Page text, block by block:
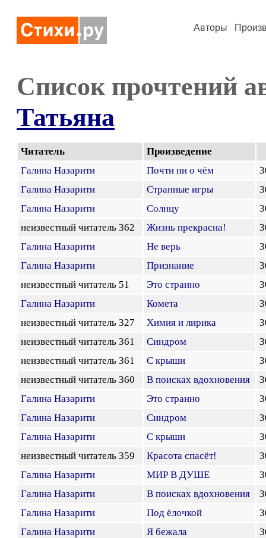
Авторы
Список прочтений
Татьяна
Читатель
Произведение
Галина Назарити
Почти ни о чём
Галина Назарити
Странные игры
Галина Назарити
Солнцу
неизвестный читатель 362
Жизнь прекрасна!
Галина Назарити
Не верь
Галина Назарити
Признание
неизвестный читатель 51
Это странно
Галина Назарити
Комета
неизвестный читатель 327
Химия и лирика
неизвестный читатель 361
Синдром
неизвестный читатель 361
С крыши
неизвестный читатель 360
В поисках вдохновения
Галина Назарити
Это странно
Галина Назарити
Синдром
Галина Назарити
С крыши
неизвестный читатель 359
Красота спасёт!
Галина Назарити
МИР В ДУШЕ
Галина Назарити
В поисках вдохновения
Галина Назарити
Под ёлочкой
Галина Назарити
Я бежала